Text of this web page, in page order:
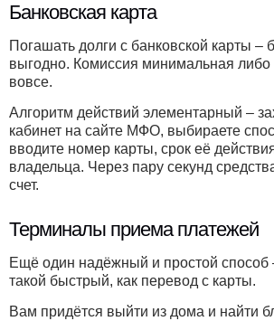
Банковская карта
Погашать долги с банковской карты –
выгодно. Комиссия минимальная либо
вовсе.
Алгоритм действий элементарный –
кабинет на сайте МФО, выбираете
вводите номер карты, срок её
владельца. Через пару секунд
счет.
Терминалы приема платежей
Ещё один надёжный и простой
такой быстрый, как перевод с карты.
Вам придётся выйти из дома и найти